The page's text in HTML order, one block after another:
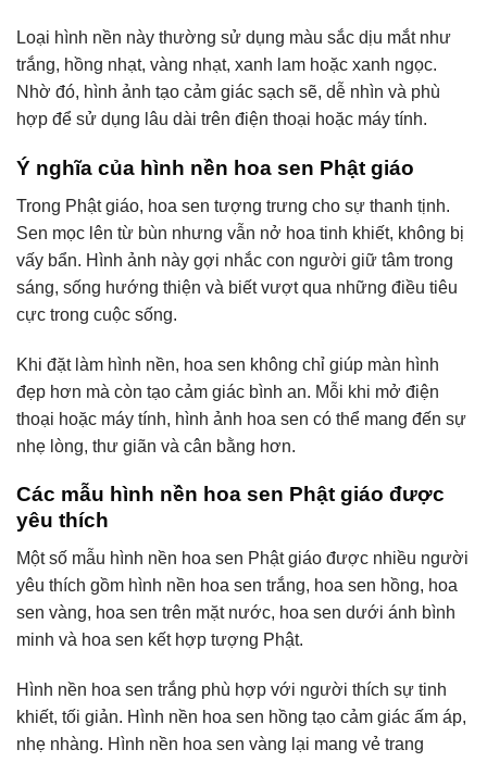
Loại hình nền này thường sử dụng màu sắc dịu mắt như
trắng, hồng nhạt, vàng nhạt, xanh lam hoặc xanh ngọc.
Nhờ đó, hình ảnh tạo cảm giác sạch sẽ, dễ nhìn và phù
hợp để sử dụng lâu dài trên điện thoại hoặc máy tính.
Ý nghĩa của hình nền hoa sen Phật giáo
Trong Phật giáo, hoa sen tượng trưng cho sự thanh tịnh.
Sen mọc lên từ bùn nhưng vẫn nở hoa tinh khiết, không bị
vấy bẩn. Hình ảnh này gợi nhắc con người giữ tâm trong
sáng, sống hướng thiện và biết vượt qua những điều tiêu
cực trong cuộc sống.
Khi đặt làm hình nền, hoa sen không chỉ giúp màn hình
đẹp hơn mà còn tạo cảm giác bình an. Mỗi khi mở điện
thoại hoặc máy tính, hình ảnh hoa sen có thể mang đến sự
nhẹ lòng, thư giãn và cân bằng hơn.
Các mẫu hình nền hoa sen Phật giáo được
yêu thích
Một số mẫu hình nền hoa sen Phật giáo được nhiều người
yêu thích gồm hình nền hoa sen trắng, hoa sen hồng, hoa
sen vàng, hoa sen trên mặt nước, hoa sen dưới ánh bình
minh và hoa sen kết hợp tượng Phật.
Hình nền hoa sen trắng phù hợp với người thích sự tinh
khiết, tối giản. Hình nền hoa sen hồng tạo cảm giác ấm áp,
nhẹ nhàng. Hình nền hoa sen vàng lại mang vẻ trang